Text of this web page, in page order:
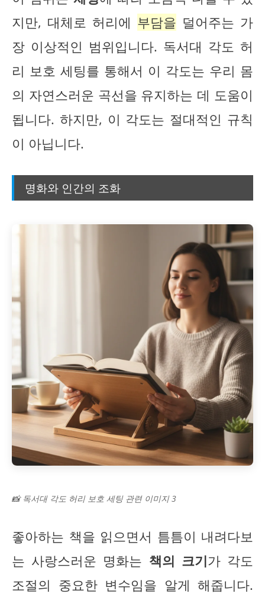
지만, 대체로 허리에 부담을 덜어주는 가
장 이상적인 범위입니다. 독서대 각도 허
리 보호 세팅를 통해서 이 각도는 우리 몸
의 자연스러운 곡선을 유지하는 데 도움이
됩니다. 하지만, 이 각도는 절대적인 규칙
이 아닙니다.
명화와 인간의 조화
📸 독서대 각도 허리 보호 세팅 관련 이미지 3
좋아하는 책을 읽으면서 틈틈이 내려다보
는 사랑스러운 명화는 책의 크기가 각도
조절의 중요한 변수임을 알게 해줍니다.